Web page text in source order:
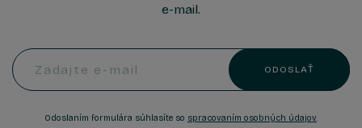
e-mail.
Zadajte e-mail ODOSLAŤ
Odoslaním formulára súhlasíte so spracovaním osobných údajov.